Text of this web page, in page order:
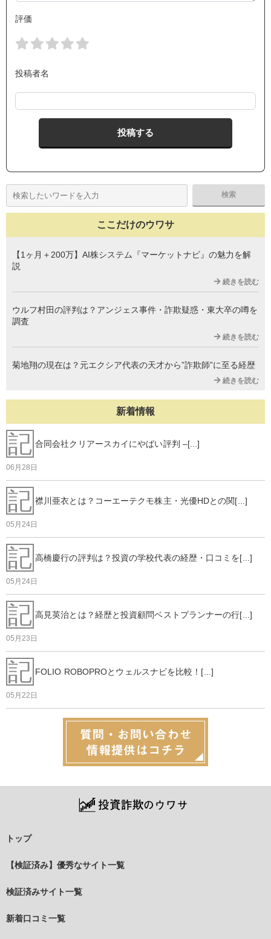
評価
投稿者名
ここだけのウワサ
【1ヶ月＋200万】AI株システム『マーケットナビ』の魅力を解
説
続きを読む
ウルフ村田の評判は？アンジェス事件・詐欺疑惑・東大卒の噂を
調査
続きを読む
菊地翔の現在は？元エクシア代表の天才から”詐欺師”に至る経歴
続きを読む
新着情報
記 合同会社クリアースカイにやばい評判 –[...]
06月28日
記 襟川亜衣とは？コーエーテクモ株主・光優HDとの関[...]
05月24日
記 高橋慶行の評判は？投資の学校代表の経歴・口コミを[...]
05月24日
記 高見英治とは？経歴と投資顧問ベストプランナーの行[...]
05月23日
記 FOLIO ROBOPROとウェルスナビを比較！[...]
05月22日
トップ
【検証済み】優秀なサイト一覧
検証済みサイト一覧
新着口コミ一覧